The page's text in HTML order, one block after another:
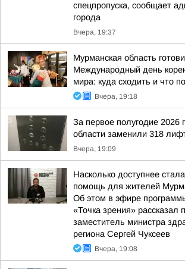
спецпропуска, сообщает
города
Вчера, 19:37
Мурманская область
Международный день
мира: куда сходить и что
Вчера, 19:18
За первое полугодие 2026
области заменили 318
Вчера, 19:09
Насколько доступнее
помощь для жителей
Об этом в эфире
«Точка зрения» рассказал
заместитель министра
региона Сергей Чуксеев
Вчера, 19:08